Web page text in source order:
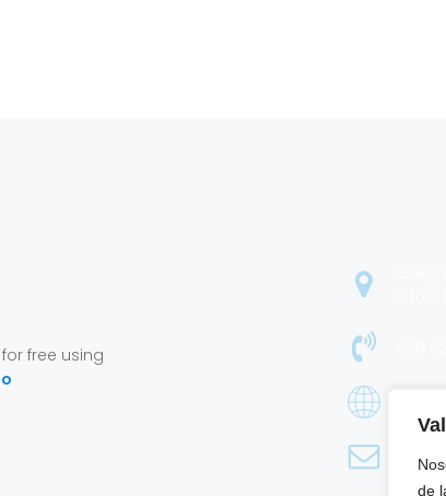
de
free using